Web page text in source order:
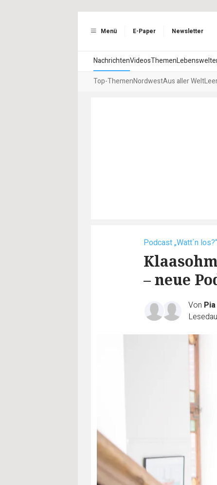
Menü E-Paper Newsletter
NachrichtenVideosThemen
Top-ThemenNordwestAus aller Welt
Podcast „Watt´n los?“
– neue
Von